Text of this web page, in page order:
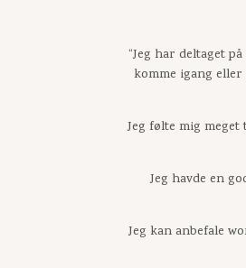
“Jeg har deltaget
komme igang
Jeg følte mig
Jeg havde en
Jeg kan anbefale